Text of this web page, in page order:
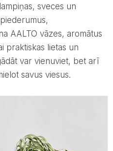
sveces un
AALTO vāzes, aromātus
praktiskas lietas un
var vienuviet, bet arī
savus viesus.